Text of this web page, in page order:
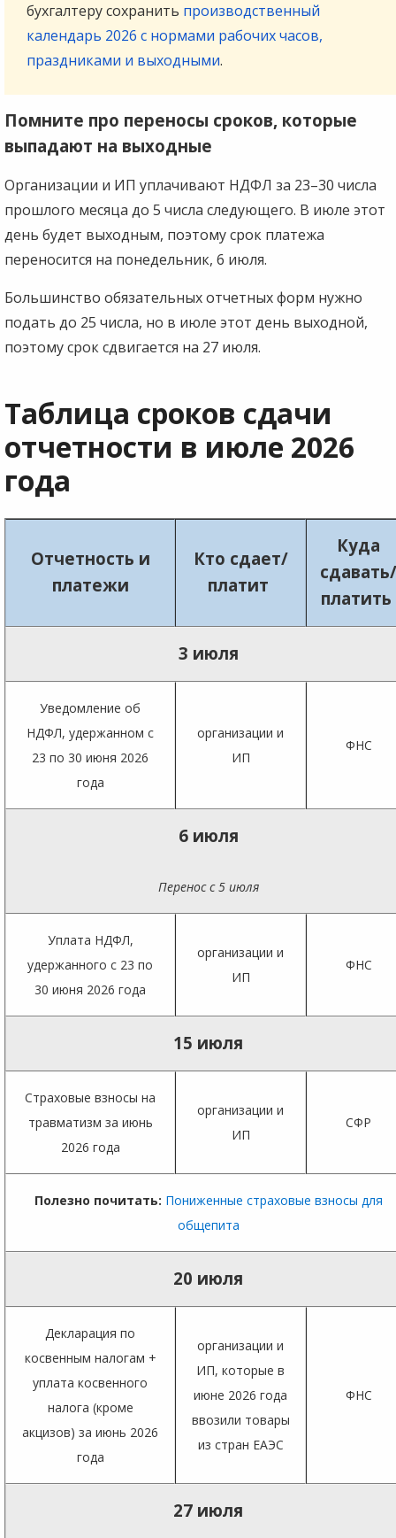
бухгалтеру сохранить производственный
календарь 2026 с нормами рабочих часов,
праздниками и выходными.
Помните про переносы сроков, которые
выпадают на выходные
Организации и ИП уплачивают НДФЛ за 23–30 числа
прошлого месяца до 5 числа следующего. В июле этот
день будет выходным, поэтому срок платежа
переносится на понедельник, 6 июля.
Большинство обязательных отчетных форм нужно
подать до 25 числа, но в июле этот день выходной,
поэтому срок сдвигается на 27 июля.
Таблица сроков сдачи
отчетности в июле 2026
года
Отчетность и
платежи
Кто сдает/
платит
Куда
сдавать/
платить
3 июля
Уведомление об
НДФЛ, удержанном с
23 по 30 июня 2026
года
организации и
ИП
ФНС
6 июля
Перенос с 5 июля
Уплата НДФЛ,
удержанного с 23 по
30 июня 2026 года
организации и
ИП
ФНС
15 июля
Страховые взносы на
травматизм за июнь
2026 года
организации и
ИП
СФР
Полезно почитать: Пониженные страховые взносы для
общепита
20 июля
Декларация по
косвенным налогам +
уплата косвенного
налога (кроме
акцизов) за июнь 2026
года
организации и
ИП, которые в
июне 2026 года
ввозили товары
из стран ЕАЭС
ФНС
27 июля